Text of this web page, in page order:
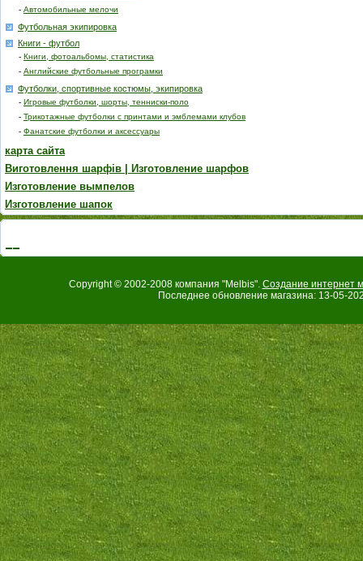
- Автомобильные мелочи
Футбольная экипировка
Книги - футбол
- Книги, фотоальбомы, статистика
- Английские футбольные програмки
Футболки, спортивные костюмы, экипировка
- Игровые футболки, шорты, тенниски-поло
- Трикотажные футболки с принтами и эмблемами клубов
- Фанатские футболки и аксессуары
карта сайта
Виготовлення шарфів | Изготовление шарфов
Изготовление вымпелов
Изготовление шапок
Copyright © 2002-2008 компания "Melbis". Создание интернет
Последнее обновление магазина: 13-05-